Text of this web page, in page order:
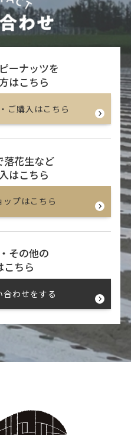
ーナッツを
はこちら
ご購入はこちら
落花生など
はこちら
プはこちら
その他の
こちら
わせをする